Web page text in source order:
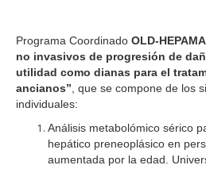
Programa Coordinado OLD-
no invasivos de progresión de
utilidad como dianas para el
ancianos” , que se compone de los
individuales:
Análisis metabolómico sérico
hepático preneoplásico en
aumentada por la edad.